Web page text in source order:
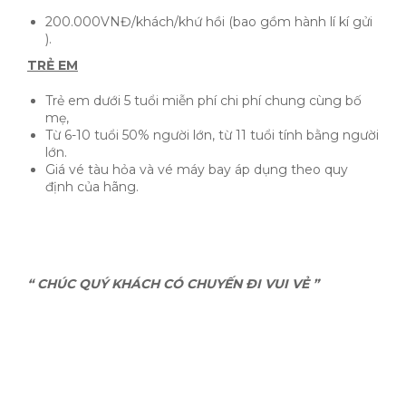
200.000VNĐ/khách/khứ hồi (bao gồm hành lí kí gửi
).
TRẺ EM
Trẻ em dưới 5 tuổi miễn phí chi phí chung cùng bố
mẹ,
Từ 6-10 tuổi 50% người lớn, từ 11 tuổi tính bằng người
lớn.
Giá vé tàu hỏa và vé máy bay áp dụng theo quy
định của hãng.
“ CHÚC QUÝ KHÁCH CÓ CHUYẾN ĐI VUI VẺ ”